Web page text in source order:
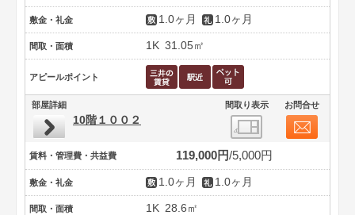
敷金・礼金 1.0ヶ月 1.0ヶ月
間取・面積 1K 31.05㎡
アピールポイント
部屋詳細 間取り表示 お問合せ
10階１００２
賃料・管理費・共益費 119,000円 5,000円
敷金・礼金 1.0ヶ月 1.0ヶ月
間取・面積 1K 28.6㎡